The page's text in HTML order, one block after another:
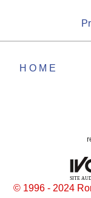
HOME
© 1996 - 2024
SITE